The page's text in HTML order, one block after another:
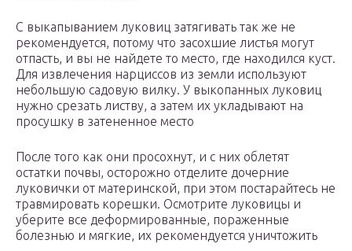
С выкапыванием луковиц затягивать так же не
рекомендуется, потому что засохшие листья могут
отпасть, и вы не найдете то место, где находился куст.
Для извлечения нарциссов из земли используют
небольшую садовую вилку. У выкопанных луковиц
нужно срезать листву, а затем их укладывают на
просушку в затененное место
После того как они просохнут, и с них облетят
остатки почвы, осторожно отделите дочерние
луковички от материнской, при этом постарайтесь не
травмировать корешки. Осмотрите луковицы и
уберите все деформированные, пораженные
болезнью и мягкие, их рекомендуется уничтожить